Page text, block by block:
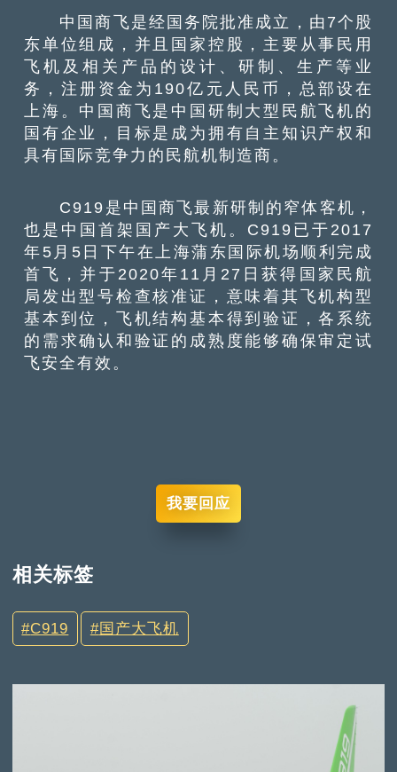
中国商飞是经国务院批准成立，由7个股
东单位组成，并且国家控股，主要从事民用
飞机及相关产品的设计、研制、生产等业
务，注册资金为190亿元人民币，总部设在
上海。中国商飞是中国研制大型民航飞机的
国有企业，目标是成为拥有自主知识产权和
具有国际竞争力的民航机制造商。
C919是中国商飞最新研制的窄体客机，
也是中国首架国产大飞机。C919已于2017
年5月5日下午在上海蒲东国际机场顺利完成
首飞，并于2020年11月27日获得国家民航
局发出型号检查核准证，意味着其飞机构型
基本到位，飞机结构基本得到验证，各系统
的需求确认和验证的成熟度能够确保审定试
飞安全有效。
我要回应
相关标签
C919 国产大飞机